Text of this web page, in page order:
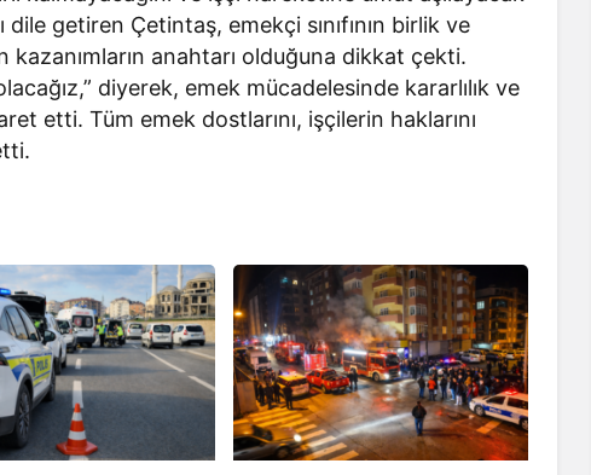
getiren Çetintaş, emekçi sınıfının birlik ve
anahtarı olduğuna dikkat çekti.
diyerek, emek mücadelesinde kararlılık ve
etti. Tüm emek dostlarını, işçilerin haklarını